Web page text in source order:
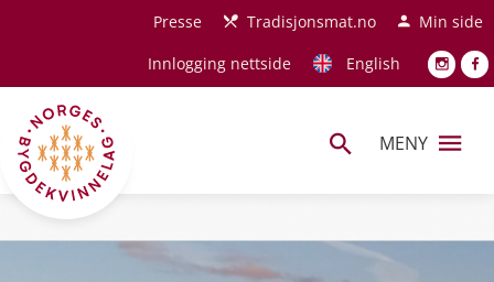
Hopp til hovedinnholdPresse Tradisjonsmat.no
Min side
Innlogging nettside
English
MENY